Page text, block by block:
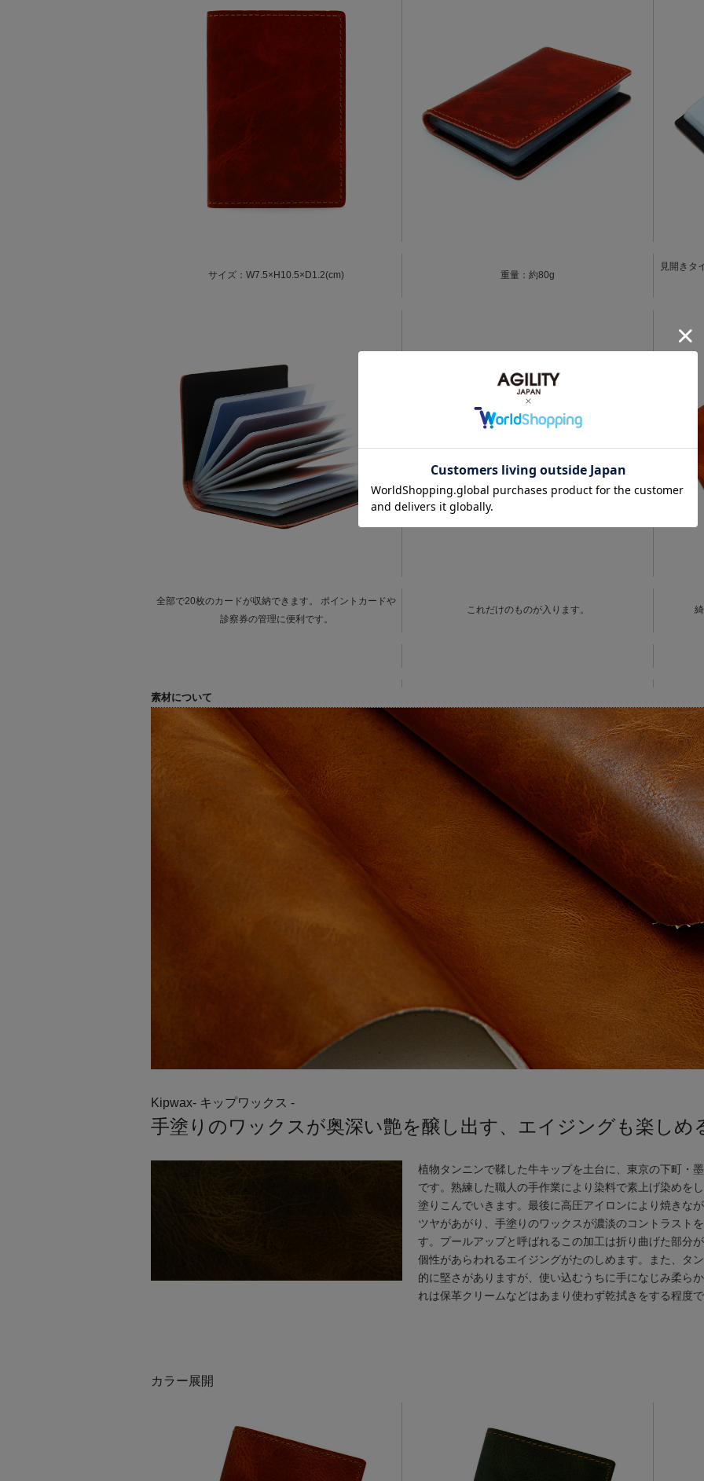
サイズ：W7.5×H10.5×D1.2(cm) 重量：約80g
見開きタ
全部で20枚のカードが収納できます。 ポイントカードや
診察券の管理に便利です。
これだけのものが入ります。
素材について
Kipwax- キップワックス -
手塗りのワックスが奥深い艶を醸し出す、エイジングも楽しめ
植物タンニンで鞣した牛キップを土台に、東京の下町・
です。熟練した職人の手作業により染料で素上げ染めを
塗りこんでいきます。最後に高圧アイロンにより焼きな
ツヤがあがり、手塗りのワックスが濃淡のコントラスト
す。プールアップと呼ばれるこの加工は折り曲げた部分
個性があらわれるエイジングがたのしめます。また、タ
的に堅さがありますが、使い込むうちに手になじみ柔ら
れは保革クリームなどはあまり使わず乾拭きをする程度
カラー展開